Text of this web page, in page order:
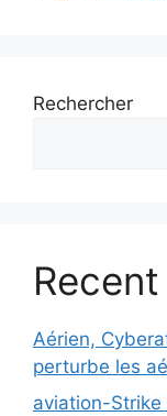
Rechercher
Aérien,
perturbe les
aviation-